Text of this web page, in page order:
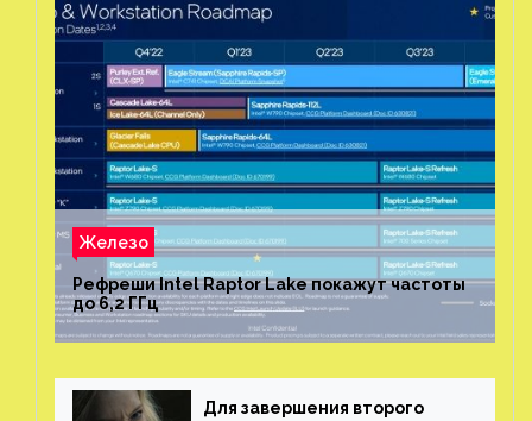
Железо
Рефреши Intel Raptor Lake покажут частоты
до 6,2 ГГц
Для завершения второго